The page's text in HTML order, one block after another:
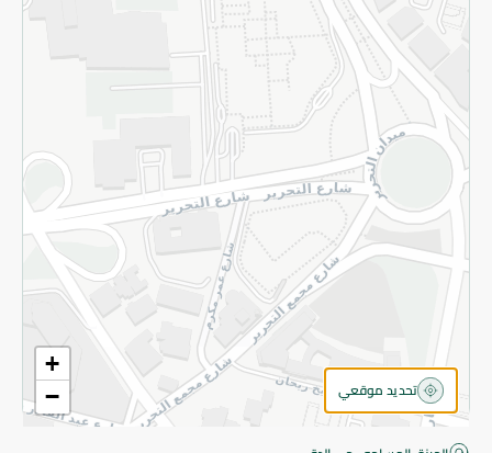
+
−
تحديد موقعي
قم بالتسجيل للنشرة
©2026 - Spinneys | جميع الحقوق محفوظة
اقتربت! أضف 100 جنيه للمتابعة إلى الدفع.